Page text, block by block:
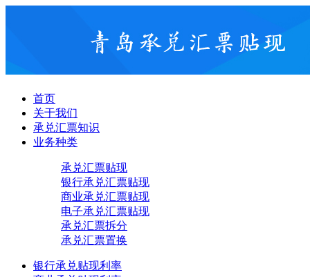
首页
关于我们
承兑汇票知识
业务种类
承兑汇票贴现
银行承兑汇票贴现
商业承兑汇票贴现
电子承兑汇票贴现
承兑汇票拆分
承兑汇票置换
银行承兑贴现利率